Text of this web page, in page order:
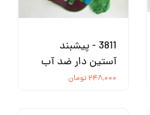
3811 - پیشبند
آستین دار ضد آب
۲۴۸,۰۰۰ تومان